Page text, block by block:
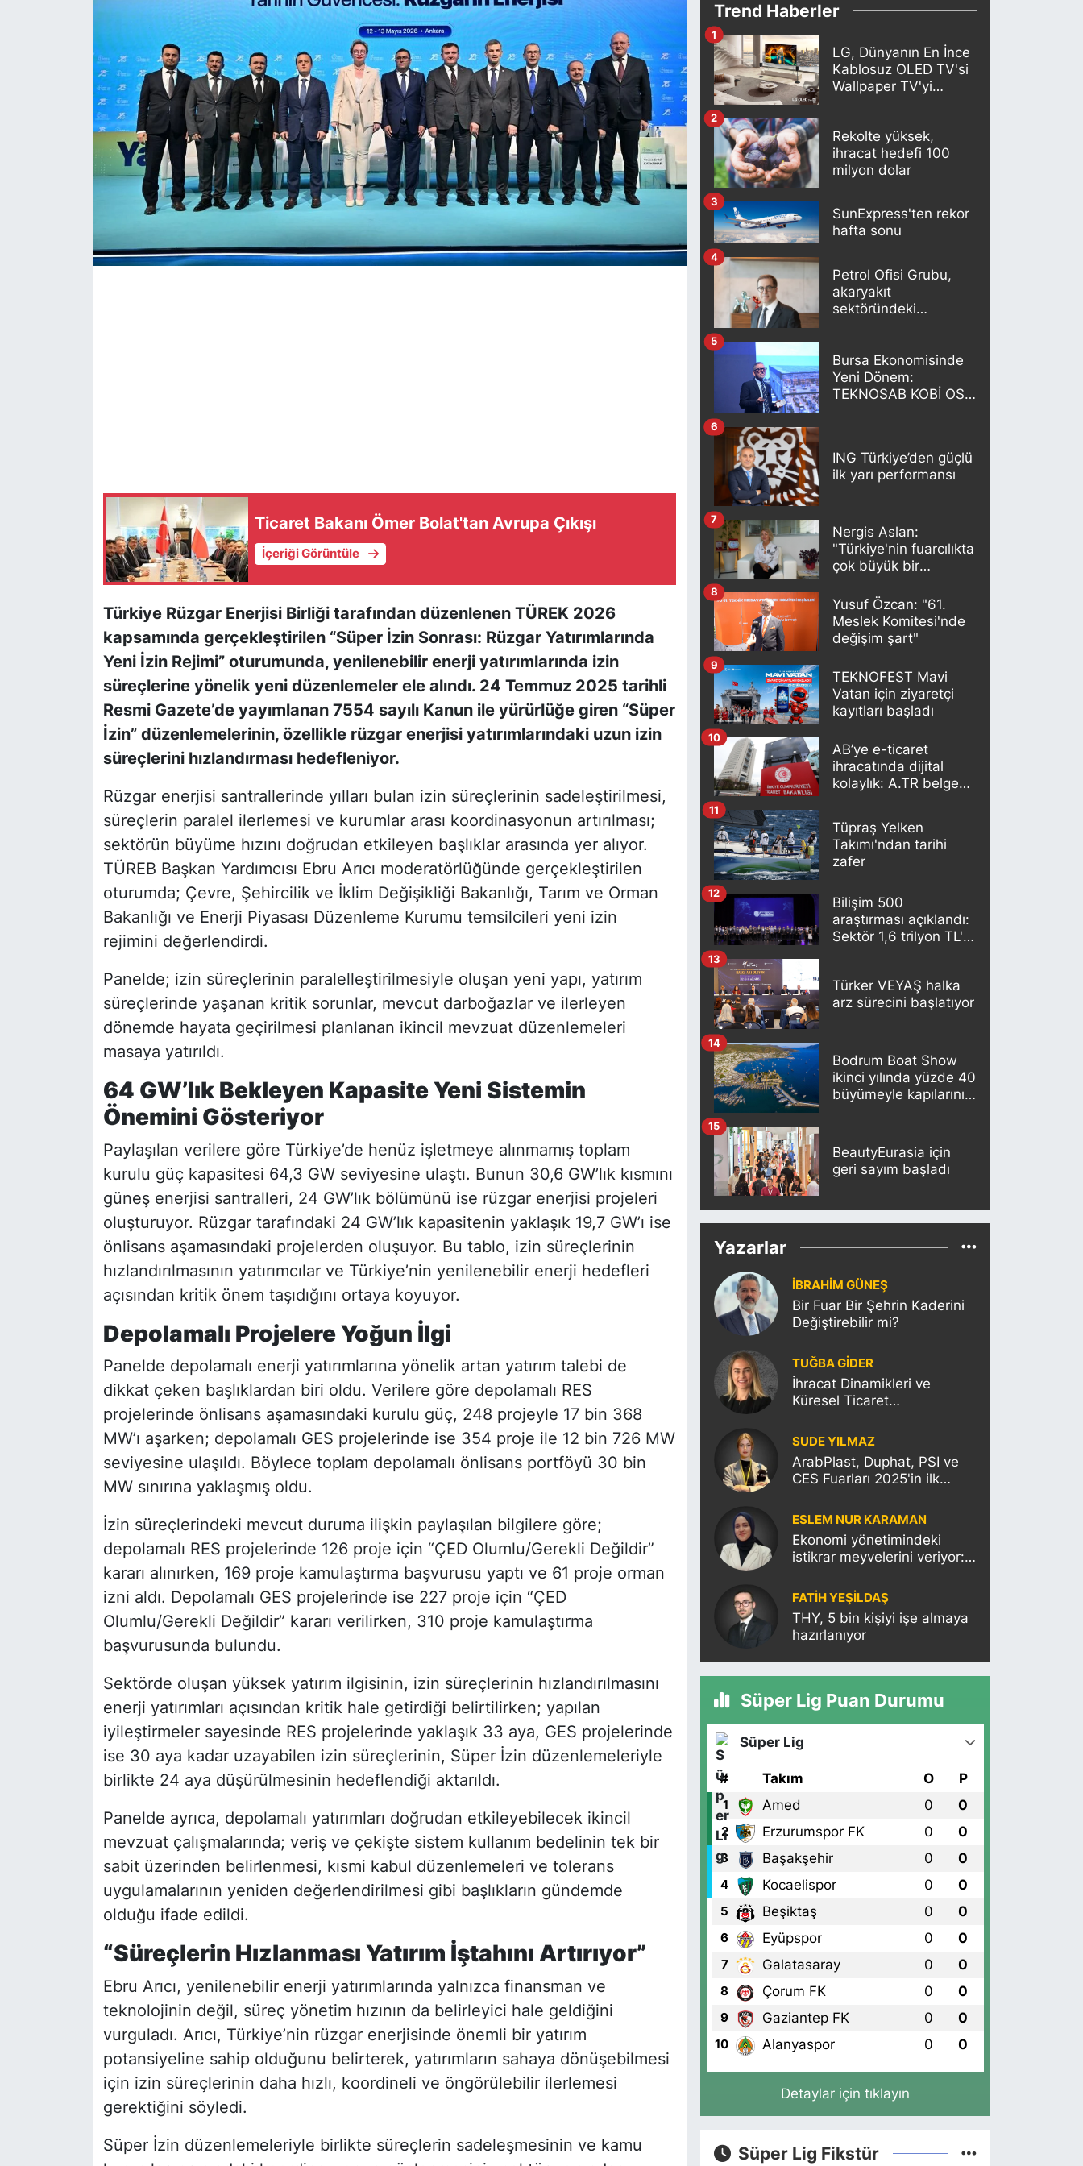
Ticaret Bakanı Ömer Bolat'tan Avrupa Çıkışı
İçeriği Görüntüle
Türkiye Rüzgar Enerjisi Birliği tarafından düzenlenen TÜREK 2026
kapsamında gerçekleştirilen “Süper İzin Sonrası: Rüzgar Yatırımlarında
Yeni İzin Rejimi” oturumunda, yenilenebilir enerji yatırımlarında izin
süreçlerine yönelik yeni düzenlemeler ele alındı. 24 Temmuz 2025 tarihli
Resmi Gazete’de yayımlanan 7554 sayılı Kanun ile yürürlüğe giren “Süper
İzin” düzenlemelerinin, özellikle rüzgar enerjisi yatırımlarındaki uzun izin
süreçlerini hızlandırması hedefleniyor.
Rüzgar enerjisi santrallerinde yılları bulan izin süreçlerinin sadeleştirilmesi,
süreçlerin paralel ilerlemesi ve kurumlar arası koordinasyonun artırılması;
sektörün büyüme hızını doğrudan etkileyen başlıklar arasında yer alıyor.
TÜREB Başkan Yardımcısı Ebru Arıcı moderatörlüğünde gerçekleştirilen
oturumda; Çevre, Şehircilik ve İklim Değişikliği Bakanlığı, Tarım ve Orman
Bakanlığı ve Enerji Piyasası Düzenleme Kurumu temsilcileri yeni izin
rejimini değerlendirdi.
Panelde; izin süreçlerinin paralelleştirilmesiyle oluşan yeni yapı, yatırım
süreçlerinde yaşanan kritik sorunlar, mevcut darboğazlar ve ilerleyen
dönemde hayata geçirilmesi planlanan ikincil mevzuat düzenlemeleri
masaya yatırıldı.
64 GW’lık Bekleyen Kapasite Yeni Sistemin
Önemini Gösteriyor
Paylaşılan verilere göre Türkiye’de henüz işletmeye alınmamış toplam
kurulu güç kapasitesi 64,3 GW seviyesine ulaştı. Bunun 30,6 GW’lık kısmını
güneş enerjisi santralleri, 24 GW’lık bölümünü ise rüzgar enerjisi projeleri
oluşturuyor. Rüzgar tarafındaki 24 GW’lık kapasitenin yaklaşık 19,7 GW’ı ise
önlisans aşamasındaki projelerden oluşuyor. Bu tablo, izin süreçlerinin
hızlandırılmasının yatırımcılar ve Türkiye’nin yenilenebilir enerji hedefleri
açısından kritik önem taşıdığını ortaya koyuyor.
Depolamalı Projelere Yoğun İlgi
Panelde depolamalı enerji yatırımlarına yönelik artan yatırım talebi de
dikkat çeken başlıklardan biri oldu. Verilere göre depolamalı RES
projelerinde önlisans aşamasındaki kurulu güç, 248 projeyle 17 bin 368
MW’ı aşarken; depolamalı GES projelerinde ise 354 proje ile 12 bin 726 MW
seviyesine ulaşıldı. Böylece toplam depolamalı önlisans portföyü 30 bin
MW sınırına yaklaşmış oldu.
İzin süreçlerindeki mevcut duruma ilişkin paylaşılan bilgilere göre;
depolamalı RES projelerinde 126 proje için “ÇED Olumlu/Gerekli Değildir”
kararı alınırken, 169 proje kamulaştırma başvurusu yaptı ve 61 proje orman
izni aldı. Depolamalı GES projelerinde ise 227 proje için “ÇED
Olumlu/Gerekli Değildir” kararı verilirken, 310 proje kamulaştırma
başvurusunda bulundu.
Sektörde oluşan yüksek yatırım ilgisinin, izin süreçlerinin hızlandırılmasını
enerji yatırımları açısından kritik hale getirdiği belirtilirken; yapılan
iyileştirmeler sayesinde RES projelerinde yaklaşık 33 aya, GES projelerinde
ise 30 aya kadar uzayabilen izin süreçlerinin, Süper İzin düzenlemeleriyle
birlikte 24 aya düşürülmesinin hedeflendiği aktarıldı.
Panelde ayrıca, depolamalı yatırımları doğrudan etkileyebilecek ikincil
mevzuat çalışmalarında; veriş ve çekişte sistem kullanım bedelinin tek bir
sabit üzerinden belirlenmesi, kısmi kabul düzenlemeleri ve tolerans
uygulamalarının yeniden değerlendirilmesi gibi başlıkların gündemde
olduğu ifade edildi.
“Süreçlerin Hızlanması Yatırım İştahını Artırıyor”
Ebru Arıcı, yenilenebilir enerji yatırımlarında yalnızca finansman ve
teknolojinin değil, süreç yönetim hızının da belirleyici hale geldiğini
vurguladı. Arıcı, Türkiye’nin rüzgar enerjisinde önemli bir yatırım
potansiyeline sahip olduğunu belirterek, yatırımların sahaya dönüşebilmesi
için izin süreçlerinin daha hızlı, koordineli ve öngörülebilir ilerlemesi
gerektiğini söyledi.
Süper İzin düzenlemeleriyle birlikte süreçlerin sadeleşmesinin ve kamu
Trend Haberler
LG, Dünyanın En İnce
Kablosuz OLED TV'si
Wallpaper TV'yi
1
Rekolte yüksek,
ihracat hedefi 100
milyon dolar
2
SunExpress'ten rekor
hafta sonu
3
Petrol Ofisi Grubu,
akaryakıt
sektöründeki
4
Bursa Ekonomisinde
Yeni Dönem:
TEKNOSAB KOBİ OSB
5
ING Türkiye’den güçlü
ilk yarı performansı
6
Nergis Aslan:
"Türkiye'nin fuarcılıkta
çok büyük bir
7
Yusuf Özcan: "61.
Meslek Komitesi'nde
değişim şart"
8
TEKNOFEST Mavi
Vatan için ziyaretçi
kayıtları başladı
9
AB’ye e-ticaret
ihracatında dijital
kolaylık: A.TR belgesi
10
Tüpraş Yelken
Takımı'ndan tarihi
zafer
11
Bilişim 500
araştırması açıklandı:
Sektör 1,6 trilyon TL'lik
12
Türker VEYAŞ halka
arz sürecini başlatıyor
13
Bodrum Boat Show
ikinci yılında yüzde 40
büyümeyle kapılarını
14
BeautyEurasia için
geri sayım başladı
15
Yazarlar
İBRAHİM GÜNEŞ
Bir Fuar Bir Şehrin Kaderini
Değiştirebilir mi?
TUĞBA GİDER
İhracat Dinamikleri ve
Küresel Ticaret
Etkisi
SUDE YILMAZ
ArabPlast, Duphat, PSI ve
CES Fuarları 2025'in ilk
vuracak
ESLEM NUR KARAMAN
Ekonomi yönetimindeki
istikrar meyvelerini veriyor:
notunu yükseltti!
FATIH YEŞİLDAŞ
THY, 5 bin kişiyi işe almaya
hazırlanıyor
Süper Lig Puan Durumu
Süper Lig
# Takım O P
1 Amed 0 0
2 Erzurumspor FK 0 0
3 Başakşehir 0 0
4 Kocaelispor 0 0
5 Beşiktaş 0 0
6 Eyüpspor 0 0
7 Galatasaray 0 0
8 Çorum FK 0 0
9 Gaziantep FK 0 0
10 Alanyaspor 0 0
Detaylar için tıklayın
Süper Lig Fikstür
KONGRE TAKVİMİ
RÖPORTAJLAR
BİYOGRAFİLER